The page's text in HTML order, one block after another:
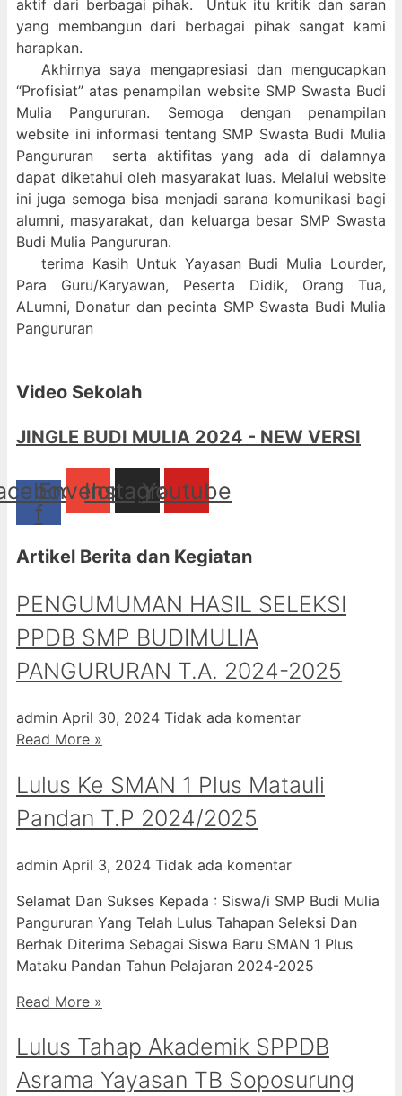
aktif dari berbagai pihak. Untuk itu kritik dan saran
yang membangun dari berbagai pihak sangat kami
harapkan.
Akhirnya saya mengapresiasi dan mengucapkan
“Profisiat” atas penampilan website SMP Swasta Budi
Mulia Pangururan. Semoga dengan penampilan
website ini informasi tentang SMP Swasta Budi Mulia
Pangururan serta aktifitas yang ada di dalamnya
dapat diketahui oleh masyarakat luas. Melalui website
ini juga semoga bisa menjadi sarana komunikasi bagi
alumni, masyarakat, dan keluarga besar SMP Swasta
Budi Mulia Pangururan.
terima Kasih Untuk Yayasan Budi Mulia Lourder,
Para Guru/Karyawan, Peserta Didik, Orang Tua,
ALumni, Donatur dan pecinta SMP Swasta Budi Mulia
Pangururan
Video Sekolah
JINGLE BUDI MULIA 2024 - NEW VERSI
f
Envelope
Instagram
Youtube
Artikel Berita dan Kegiatan
PENGUMUMAN HASIL SELEKSI
PPDB SMP BUDIMULIA
PANGURURAN T.A. 2024-2025
admin April 30, 2024 Tidak ada komentar
Read More »
Lulus Ke SMAN 1 Plus Matauli
Pandan T.P 2024/2025
admin April 3, 2024 Tidak ada komentar
Selamat Dan Sukses Kepada : Siswa/i SMP Budi Mulia
Pangururan Yang Telah Lulus Tahapan Seleksi Dan
Berhak Diterima Sebagai Siswa Baru SMAN 1 Plus
Mataku Pandan Tahun Pelajaran 2024-2025
Read More »
Lulus Tahap Akademik SPPDB
Asrama Yayasan TB Soposurung